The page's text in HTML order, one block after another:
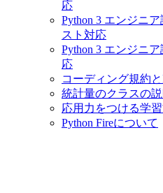
応
Python 3 エンジニ
スト対応
Python 3 エンジニ
応
コーディング規約と
統計量のクラスの説
応用力をつける学
Python Fireについて